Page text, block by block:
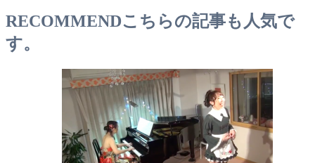
RECOMMENDこちらの記事も人気で
す。